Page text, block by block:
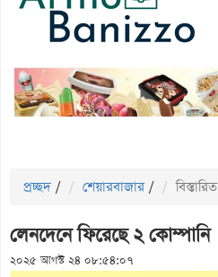
প্রচ্ছদ / শেয়ারবাজার / বিস্তারিত
লেনদেনে ফিরেছে ২ কোম্পানি
২০২৫ আগস্ট ২৪ ০৮:৫৪:০৭